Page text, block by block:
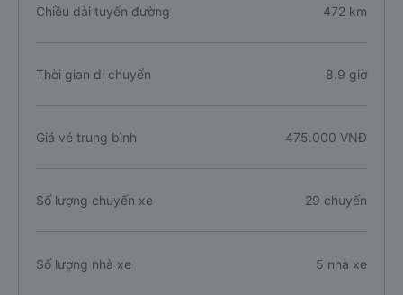
Chiều dài tuyến đường 472 km
Thời gian di chuyển 8.9 giờ
Giá vé trung bình 475.000 VNĐ
Số lượng chuyến xe 29 chuyến
Số lượng nhà xe 5 nhà xe